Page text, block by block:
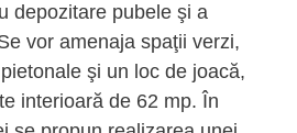
depozitare pubele şi a
vor amenaja spaţii verzi,
şi un loc de joacă,
interioară de 62 mp. În